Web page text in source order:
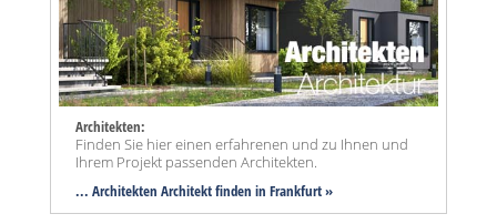
Architekten:
Finden Sie hier einen erfahrenen und zu Ihnen und
Ihrem Projekt passenden Architekten.
... Architekten Architekt finden in Frankfurt »